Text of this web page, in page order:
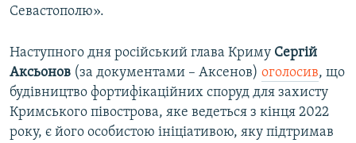
Севастополю».
Наступного дня російський глава Криму Сергій
Аксьонов (за документами – Аксенов) оголосив, що
будівництво фортифікаційних споруд для захисту
Кримського півострова, яке ведеться з кінця 2022
року, є його особистою ініціативою, яку підтримав